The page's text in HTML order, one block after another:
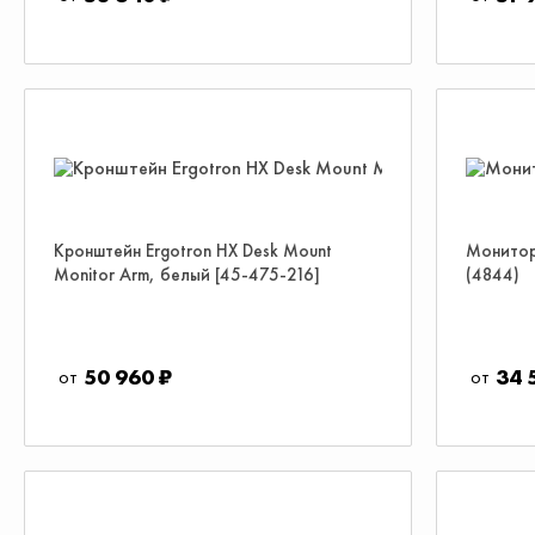
Кронштейн Ergotron HX Desk Mount
Monitor Arm, белый [45-475-216]
50 960 ₽
(4844)
34